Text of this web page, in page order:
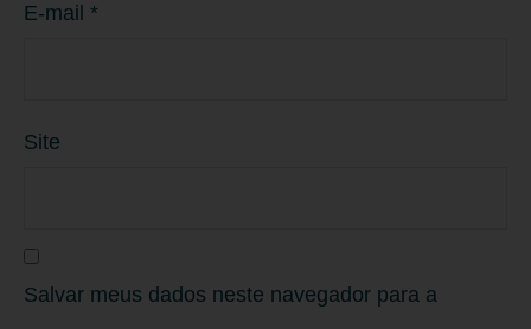
E-mail *
Site
Salvar meus dados neste navegador para a